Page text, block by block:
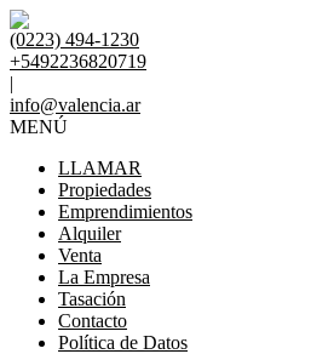
(0223) 494-1230
+5492236820719
|
info@valencia.ar
MENÚ
LLAMAR
Propiedades
Emprendimientos
Alquiler
Venta
La Empresa
Tasación
Contacto
Política de Datos